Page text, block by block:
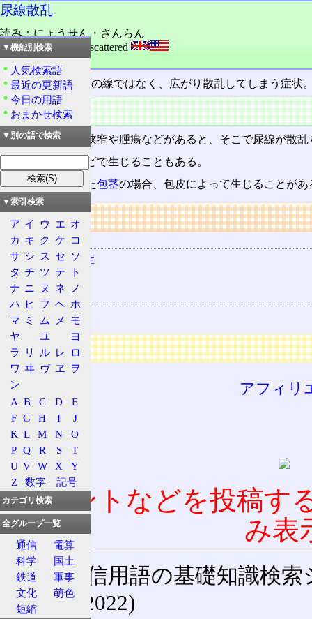
尿線散乱
読み：にょうせん・さんらん
外語：urine stream scattered
品詞：名詞
排尿時、尿が1本の線ではなく、広がり散乱してしまう症状
概要
外尿道口周辺に狭窄や腫瘍などがあると、そこで尿線が散
などで生じることもある。
小児包茎を含めた包茎の場合、包皮によって生じることがあ
リンク
用語の所属
前立腺肥大症
排尿
関連する用語
尿
広告
アフィリ
コメントなどを投稿す
み表
通信用語の基礎知識検索
(27-May-2022)
▼機能別検索
人気検索語
最近の更新語
今日の用語
おまかせ検索
▼別の語で検索
▼索引検索
ア イ ウ エ オ
カ キ ク ケ コ
サ シ ス セ ソ
タ チ ツ テ
ト
ナ ニ ヌ ネ
ノ
ハ ヒ フ ヘ ホ
マ ミ ム メ
モ
ヤ
ユ
ヨ
ラ
リ ル レ ロ
ワ ヰ ヴ ヱ
ヲ
ン
A B C D
E
F G H I
J
K L M N
O
P Q R S
T
U V W X
Y
Z
数字 記号
カテゴリ検索
全グループ一覧
通信
電算
科学
国土
鉄道
軍事
文化
萌色
短縮